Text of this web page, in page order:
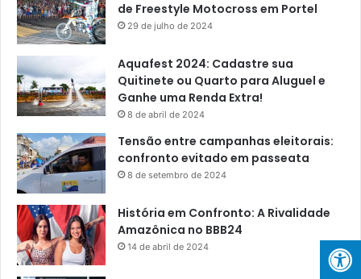
de Freestyle Motocross em Portel
29 de julho de 2024
Aquafest 2024: Cadastre sua
Quitinete ou Quarto para Aluguel e
Ganhe uma Renda Extra!
8 de abril de 2024
Tensão entre campanhas eleitorais:
confronto evitado em passeata
8 de setembro de 2024
História em Confronto: A Rivalidade
Amazônica no BBB24
14 de abril de 2024